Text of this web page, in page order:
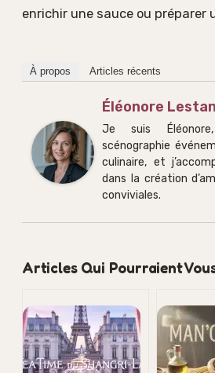
enrichir une sauce ou préparer
À propos Articles récents
Éléonore
Je suis
scénographie
culinaire, et
dans la création
conviviales.
Articles Qui Pourraient